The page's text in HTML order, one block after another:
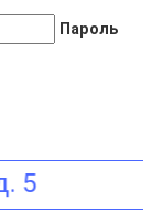
Пароль